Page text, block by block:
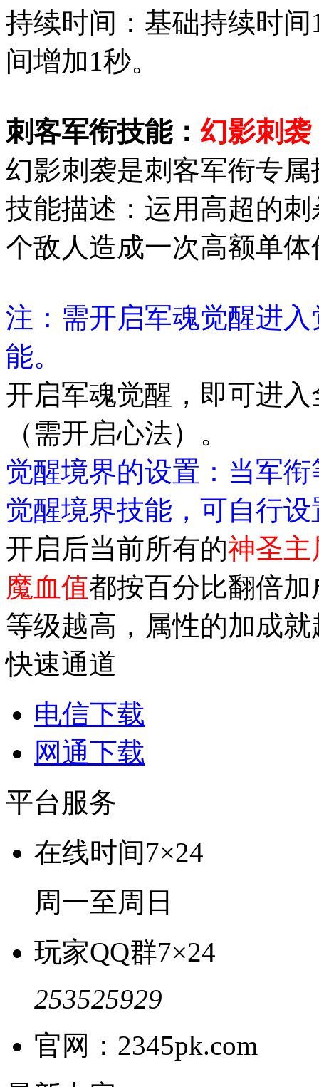
持续时间：基础持续时
间增加1秒。
刺客军衔技能： 幻影刺袭
幻影刺袭是刺客军衔专属
技能描述：运用高超的
个敌人造成一次高额单体
注：需开启军魂觉醒进
能。
开启军魂觉醒，即可进
（需开启心法）。
觉醒境界的设置：当军
觉醒境界技能，可自行
开启后当前所有的神圣主
魔血值都按百分比翻倍
等级越高，属性的加成就
快速通道
电信下载
网通下载
平台服务
在线时间7×24
周一至周日
玩家QQ群7×24
253525929
官网：2345pk.com